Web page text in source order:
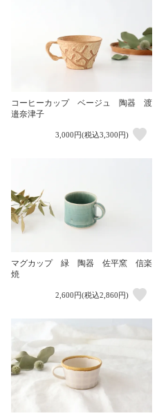
コーヒーカップ ベージュ 陶器 渡
邉奈津子
3,000円(税込3,300円)
マグカップ 緑 陶器 佐平窯 信楽
焼
2,600円(税込2,860円)